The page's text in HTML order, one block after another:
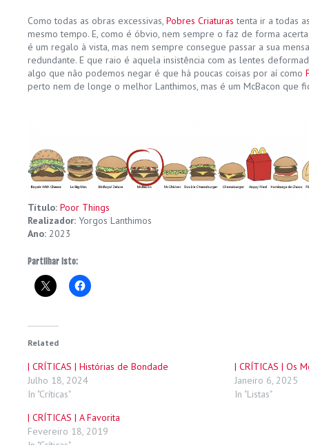
Como todas as obras excessivas, Pobres Criaturas tenta ir a todas
mesmo tempo. E, como é óbvio, nem sempre o faz de forma
é um regalo à vista, mas nem sempre consegue passar a sua
redundante. E que raio é aquela insistência com as lentes
algo que não podemos negar é que há poucas coisas por aí como
perto nem de longe o melhor Lanthimos, mas é um McBacon que
Título: Poor Things
Realizador: Yorgos Lanthimos
Ano: 2023
Partilhar isto:
Related
| CRÍTICAS | Histórias de Bondade
Julho 18, 2024
In "Críticas"
| CRÍTICAS | Os
Janeiro 6, 2025
In "Listas"
| CRÍTICAS | A Favorita
Fevereiro 18, 2019